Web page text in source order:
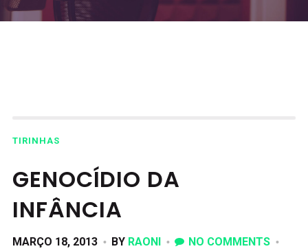
TIRINHAS
GENOCÍDIO DA
INFÂNCIA
MARÇO 18, 2013 BY RAONI NO COMMENTS